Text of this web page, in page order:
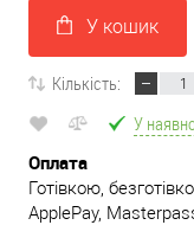
У кошик
Кількість:
У
Оплата
Готівкою,
ApplePay,